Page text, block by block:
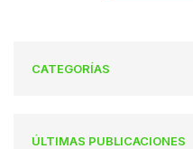
CATEGORÍAS
ÚLTIMAS PUBLICACIONES